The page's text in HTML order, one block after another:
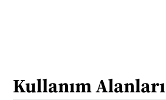
Kullanım Alanları